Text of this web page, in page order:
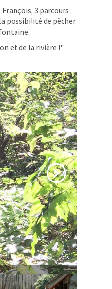
3 parcours
possibilité de pêcher
et de la rivière !"